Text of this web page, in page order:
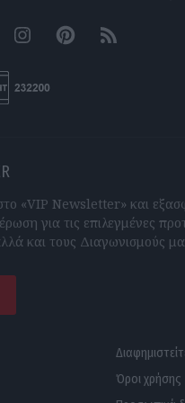
InstagramPinterestRSS feeds
«VIP Newsletter» και
για τις επιλεγμένες
και τους Διαγωνισμούς
Όροι χρήσης